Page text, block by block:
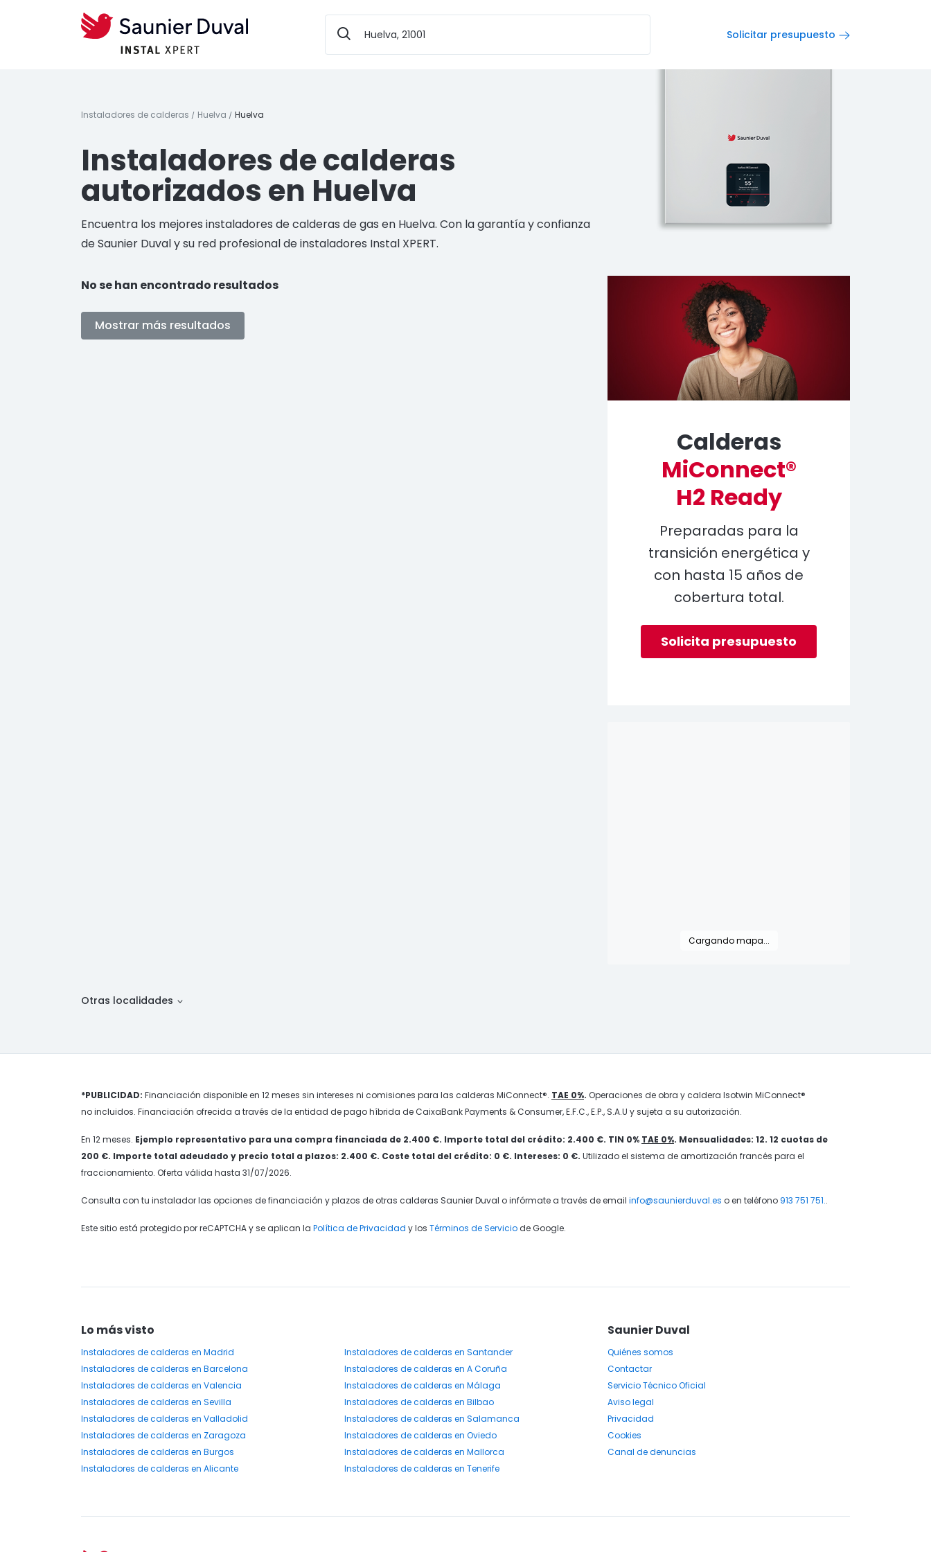
Solicitar presupuesto
Instaladores de calderas Huelva Huelva
Instaladores de calderas
autorizados en Huelva
Encuentra los mejores instaladores de calderas de gas en Huelva. Con la garantía y confianza
de Saunier Duval y su red profesional de instaladores Instal XPERT.
No se han encontrado resultados
Mostrar más resultados
Calderas
MiConnect®
H2 Ready
Preparadas para la
transición energética y
con hasta 15 años de
cobertura total.
Solicita presupuesto
Cargando mapa...
Otras localidades
*PUBLICIDAD: Financiación disponible en 12 meses sin intereses ni comisiones para las calderas MiConnect®. TAE 0%. Operaciones de obra y caldera Isotwin MiConnect®
no incluidos. Financiación ofrecida a través de la entidad de pago híbrida de CaixaBank Payments & Consumer, E.F.C., E.P., S.A.U y sujeta a su autorización.
En 12 meses. Ejemplo representativo para una compra financiada de 2.400 €. Importe total del crédito: 2.400 €. TIN 0% TAE 0%. Mensualidades: 12. 12 cuotas de
200 €. Importe total adeudado y precio total a plazos: 2.400 €. Coste total del crédito: 0 €. Intereses: 0 €. Utilizado el sistema de amortización francés para el
fraccionamiento. Oferta válida hasta 31/07/2026.
Consulta con tu instalador las opciones de financiación y plazos de otras calderas Saunier Duval o infórmate a través de email info@saunierduval.es o en teléfono 913 751 751..
Este sitio está protegido por reCAPTCHA y se aplican la Política de Privacidad y los Términos de Serviciode Google.
Lo más visto
Instaladores de calderas en Madrid
Instaladores de calderas en Barcelona
Instaladores de calderas en Valencia
Instaladores de calderas en Sevilla
Instaladores de calderas en Valladolid
Instaladores de calderas en Zaragoza
Instaladores de calderas en Burgos
Instaladores de calderas en Alicante
Instaladores de calderas en Santander
Instaladores de calderas en A Coruña
Instaladores de calderas en Málaga
Instaladores de calderas en Bilbao
Instaladores de calderas en Salamanca
Instaladores de calderas en Oviedo
Instaladores de calderas en Mallorca
Instaladores de calderas en Tenerife
Saunier Duval
Quiénes somos
Contactar
Servicio Técnico Oficial
Aviso legal
Privacidad
Cookies
Canal de denuncias